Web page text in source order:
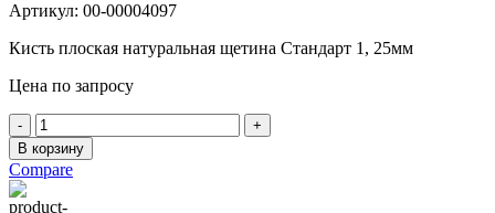
Артикул: 00-00004097
Кисть плоская натуральная щетина Стандарт 1, 25мм
Цена по запросу
Количество
товара
Кисть
плоская
25мм
В корзину
Compare